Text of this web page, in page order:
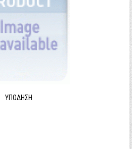
ΥΠΌΔΗΣΗ